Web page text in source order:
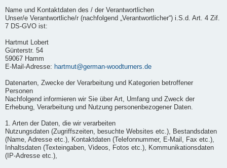
Name und Kontaktdaten des / der Verantwortlichen
Unser/e Verantwortliche/r (nachfolgend „Verantwortlicher“) i.S.d. Art. 4 Zif.
7 DS-GVO ist:
Hartmut Lobert
Günterstr. 54
59067 Hamm
E-Mail-Adresse: hartmut@german-woodturners.de
Datenarten, Zwecke der Verarbeitung und Kategorien betroffener
Personen
Nachfolgend informieren wir Sie über Art, Umfang und Zweck der
Erhebung, Verarbeitung und Nutzung personenbezogener Daten.
1. Arten der Daten, die wir verarbeiten
Nutzungsdaten (Zugriffszeiten, besuchte Websites etc.), Bestandsdaten
(Name, Adresse etc.), Kontaktdaten (Telefonnummer, E-Mail, Fax etc.),
Inhaltsdaten (Texteingaben, Videos, Fotos etc.), Kommunikationsdaten
(IP-Adresse etc.),